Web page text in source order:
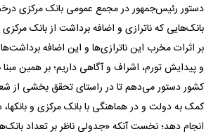
دستور رئیس‌جمهور در مجمع عمومی بانک مرکزی
بانک‌هایی که ناترازی و اضافه برداشت از بانک
بر اثرات مخرب این ناترازی‌ها و این اضافه
و پیدایش تورم، اشراف و آگاهی داریم؛ بر همین
کشور دستور می‌دهم تا در راستای تحقق بخشی از
کمک به دولت و در هماهنگی با بانک مرکزی و
انجام دهد؛ نخست آنکه «جدولی ناظر بر تعداد